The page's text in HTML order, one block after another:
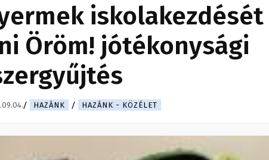
iskolakezdését
Öröm! jótékonysági
HAZÁNK HAZÁNK - KÖZÉLET